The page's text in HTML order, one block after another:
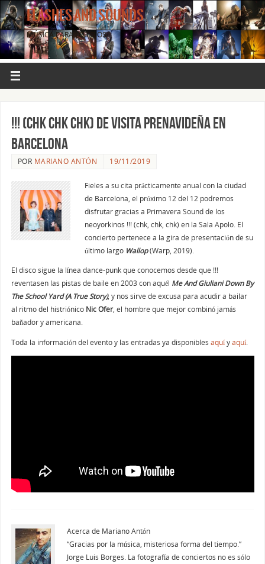
FLASHES AND SOUNDS
MÚSICA PARA LOS OJOS.
!!! (chk chk chk) de visita prenavideña en
Barcelona
POR MARIANO ANTÓN 19/11/2019
Fieles a su cita prácticamente anual con la ciudad
de Barcelona, el próximo 12 del 12 podremos
disfrutar gracias a Primavera Sound de los
neoyorkinos !!! (chk, chk, chk) en la Sala Apolo. El
concierto pertenece a la gira de presentación de su
último largo Wallop(Warp, 2019).
El disco sigue la línea dance-punk que conocemos desde que !!!
reventasen las pistas de baile en 2003 con aquél Me And Giuliani Down By
The School Yard (A True Story), y nos sirve de excusa para acudir a bailar
al ritmo del histriónico Nic Ofer, el hombre que mejor combinó jamás
bañador y americana.
Toda la información del evento y las entradas ya disponibles aquíyaquí.
Acerca de Mariano Antón
“Gracias por la música, misteriosa forma del tiempo.”
Jorge Luis Borges. La fotografía de conciertos no es sólo